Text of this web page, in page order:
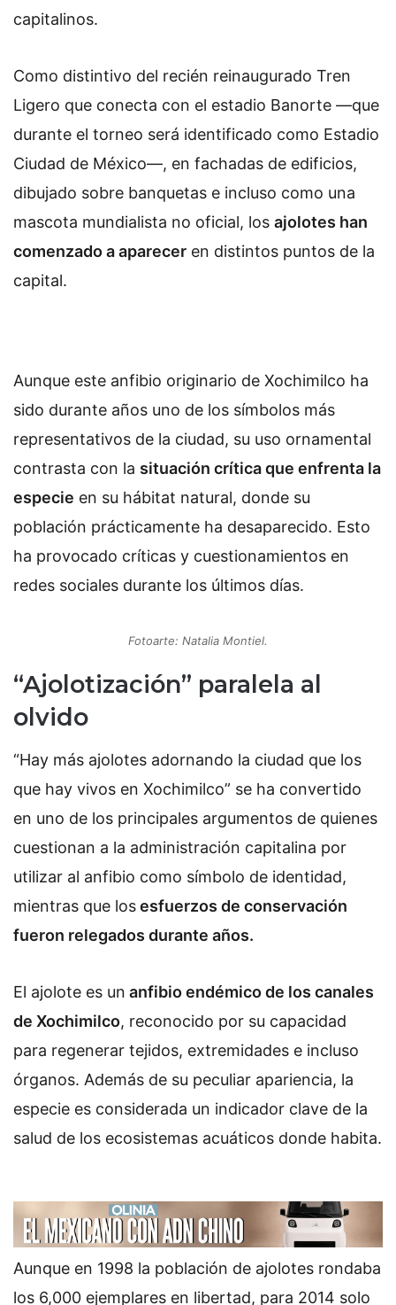
capitalinos.
Como distintivo del recién reinaugurado Tren
Ligero que conecta con el estadio Banorte —que
durante el torneo será identificado como Estadio
Ciudad de México—, en fachadas de edificios,
dibujado sobre banquetas e incluso como una
mascota mundialista no oficial, los ajolotes han
comenzado a aparecer en distintos puntos de la
capital.
Aunque este anfibio originario de Xochimilco ha
sido durante años uno de los símbolos más
representativos de la ciudad, su uso ornamental
contrasta con la situación crítica que enfrenta la
especie en su hábitat natural, donde su
población prácticamente ha desaparecido. Esto
ha provocado críticas y cuestionamientos en
redes sociales durante los últimos días.
Fotoarte: Natalia Montiel.
“Ajolotización” paralela al
olvido
“Hay más ajolotes adornando la ciudad que los
que hay vivos en Xochimilco” se ha convertido
en uno de los principales argumentos de quienes
cuestionan a la administración capitalina por
utilizar al anfibio como símbolo de identidad,
mientras que losesfuerzos de conservación
fueron relegados durante años.
El ajolote es un anfibio endémico de los canales
de Xochimilco, reconocido por su capacidad
para regenerar tejidos, extremidades e incluso
órganos. Además de su peculiar apariencia, la
especie es considerada un indicador clave de la
salud de los ecosistemas acuáticos donde habita.
Aunque en 1998 la población de ajolotes rondaba
los 6,000 ejemplares en libertad, para 2014 solo